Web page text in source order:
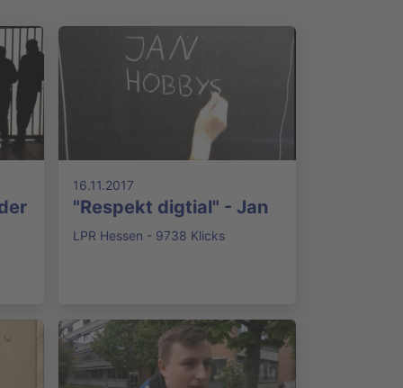
16.11.2017
"Respekt digtial" - Jan
LPR Hessen - 9738 Klicks